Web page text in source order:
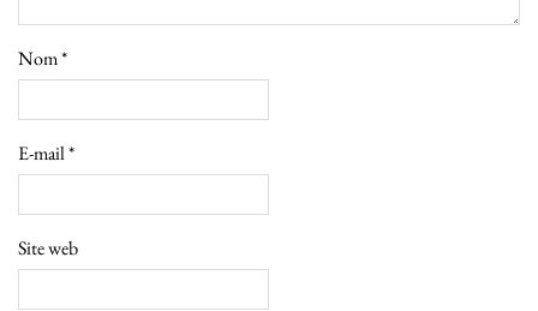
Nom*
E-mail*
Site web